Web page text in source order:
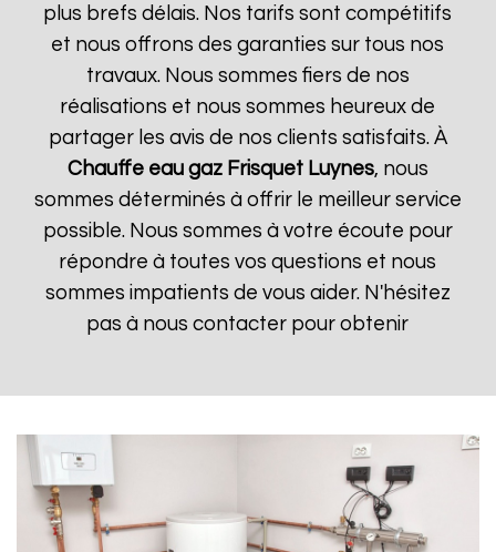
plus brefs délais. Nos tarifs sont compétitifs
et nous offrons des garanties sur tous nos
travaux. Nous sommes fiers de nos
réalisations et nous sommes heureux de
partager les avis de nos clients satisfaits. À
Chauffe eau gaz Frisquet Luynes, nous
sommes déterminés à offrir le meilleur service
possible. Nous sommes à votre écoute pour
répondre à toutes vos questions et nous
sommes impatients de vous aider. N'hésitez
pas à nous contacter pour obtenir